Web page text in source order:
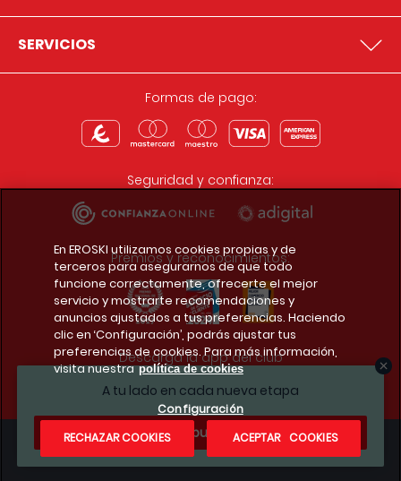
A tu lado en cada nueva etapa
¿Te apuntas?
SERVICIOS
Formas de pago:
Seguridad y confianza:
Premios y reconocimientos:
Descarga la app del club
Condiciones legales
En EROSKI utilizamos cookies propias y de
terceros para asegurarnos de que todo
funcione correctamente, ofrecerte el mejor
servicio y mostrarte recomendaciones y
anuncios ajustados a tus preferencias. Haciendo
clic en ‘Configuración’, podrás ajustar tus
preferencias de cookies. Para más información,
visita nuestra política de cookies
Configuración
RECHAZAR COOKIES
ACEPTAR COOKIES